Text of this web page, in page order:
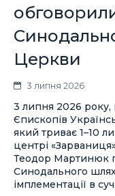
Церкви
3 липня 2026
3 липня 2026 року,
Єпископів
який триває 1–10
центрі
Теодор Мартинюк
Синодального
імплементації в